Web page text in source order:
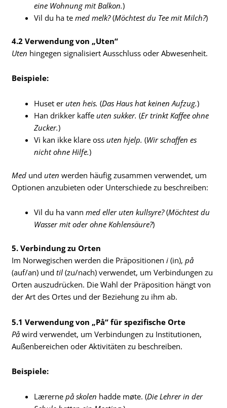
eine Wohnung mit Balkon.)
Vil du ha temed melk?(Möchtest du Tee mit Milch?)
4.2 Verwendung von „Uten“
Uten hingegen signalisiert Ausschluss oder Abwesenheit.
Beispiele:
Huset eruten heis. (Das Haus hat keinen Aufzug.)
Han drikker kaffeuten sukker. (Er trinkt Kaffee ohne
Zucker.)
Vi kan ikke klare ossuten hjelp. (Wir schaffen es
nicht ohne Hilfe.)
Med unduten werden häufig zusammen verwendet, um
Optionen anzubieten oder Unterschiede zu beschreiben:
Vil du ha vannmed eller uten kullsyre?(Möchtest du
Wasser mit oder ohne Kohlensäure?)
5. Verbindung zu Orten
Im Norwegischen werden die Präpositioneni (in),på
(auf/an) undtil (zu/nach) verwendet, um Verbindungen zu
Orten auszudrücken. Die Wahl der Präposition hängt von
der Art des Ortes und der Beziehung zu ihm ab.
5.1 Verwendung von „På“ für spezifische Orte
På wird verwendet, um Verbindungen zu Institutionen,
Außenbereichen oder Aktivitäten zu beschreiben.
Beispiele:
Lærernepå skolen hadde møte. (Die Lehrer in der